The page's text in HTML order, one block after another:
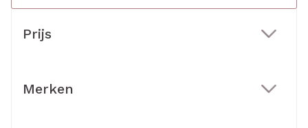
Prijs
Merken